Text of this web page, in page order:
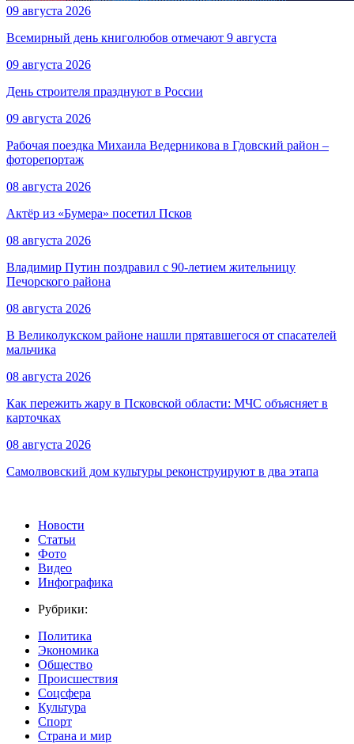
09 августа 2026
Всемирный день книголюбов отмечают 9 августа
09 августа 2026
День строителя празднуют в России
09 августа 2026
Рабочая поездка Михаила Ведерникова в Гдовский район –
фоторепортаж
08 августа 2026
Актёр из «Бумера» посетил Псков
08 августа 2026
Владимир Путин поздравил с 90-летием жительницу
Печорского района
08 августа 2026
В Великолукском районе нашли прятавшегося от спасателей
мальчика
08 августа 2026
Как пережить жару в Псковской области: МЧС объясняет в
карточках
08 августа 2026
Самолвовский дом культуры реконструируют в два этапа
Новости
Статьи
Фото
Видео
Инфографика
Рубрики:
Политика
Экономика
Общество
Происшествия
Соцсфера
Культура
Спорт
Страна и мир